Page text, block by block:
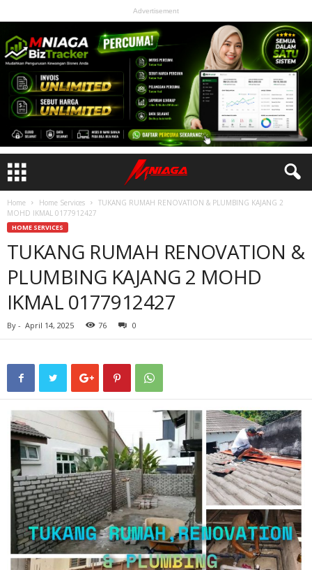
Advertisement
Home Home Services
TUKANG RUMAH RENOVATION & PLUMBING KAJANG 2
MOHD IKMAL 0177912427
HOME SERVICES
TUKANG RUMAH RENOVATION &
PLUMBING KAJANG 2 MOHD
IKMAL 0177912427
By - April 14, 2025 76 0